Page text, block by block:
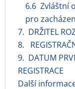
6.6 Zvláštní
pro
7. DRŽITEL
8.
9. DATUM
REGISTRACE
Další